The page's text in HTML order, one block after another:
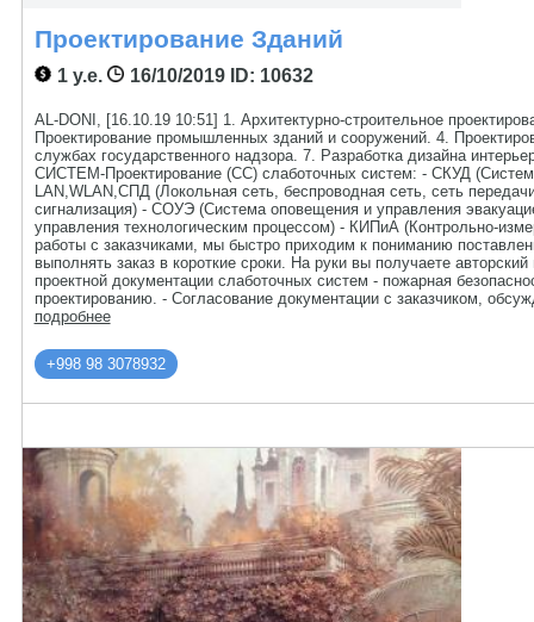
Проектирование Зданий
1 у.е. 16/10/2019ID: 10632
AL-DONI, [16.10.19 10:51] 1. Архитектурно-строительное
Проектирование промышленных зданий и сооружений. 4.
службах государственного надзора. 7. Разработка дизайна
СИСТЕМ-Проектирование (СС) слаботочных систем: - СКУД
LAN,WLAN,СПД (Локольная сеть, беспроводная сеть, сеть
сигнализация) - СОУЭ (Система оповещения и управления
управления технологическим процессом) - КИПиА (Контрольно-
работы с заказчиками, мы быстро приходим к пониманию
выполнять заказ в короткие сроки. На руки вы получаете
проектной документации слаботочных систем - пожарная
проектированию. - Согласование документации с заказчиком,
подробнее
+998 98 3078932